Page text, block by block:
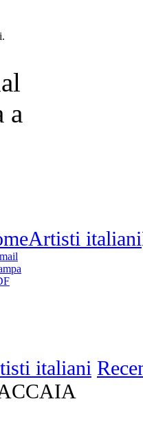
Artisti italiani
italiani